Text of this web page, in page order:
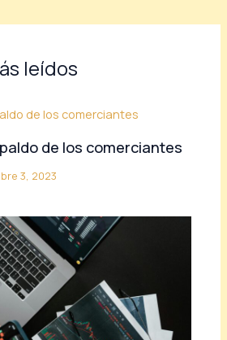
leídos
de los comerciantes
3, 2023